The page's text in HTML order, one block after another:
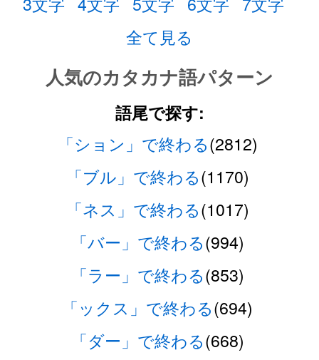
全て見る
人気のカタカナ語パターン
語尾で探す:
「ション」で終わる(2812)
「ブル」で終わる(1170)
「ネス」で終わる(1017)
「バー」で終わる(994)
「ラー」で終わる(853)
「ックス」で終わる(694)
「ダー」で終わる(668)